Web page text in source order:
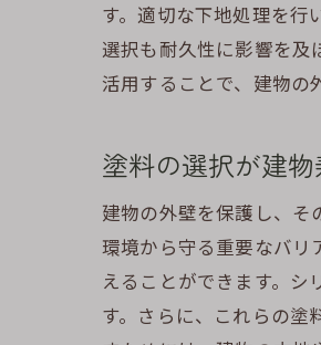
す。適切な下地処理を行
選択も耐久性に影響を及
活用することで、建物の
塗料の選択が建
建物の外壁を保護し、そ
環境から守る重要なバリ
えることができます。
す。さらに、これらの塗